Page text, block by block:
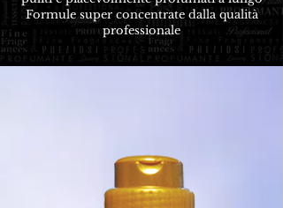
Formule super concentrate dalla qualità
professionale